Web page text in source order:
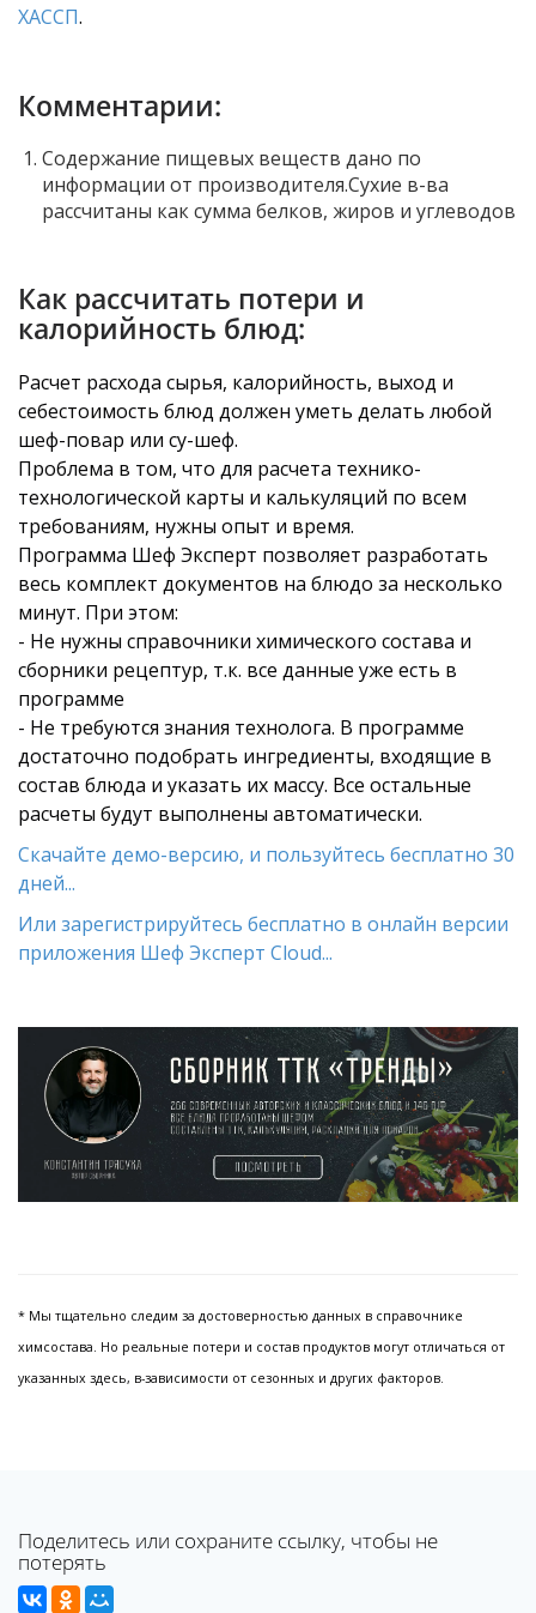
ХАССП.
Комментарии:
Содержание пищевых веществ дано по
информации от производителя.Сухие в-ва
рассчитаны как сумма белков, жиров и углеводов
Как рассчитать потери и
калорийность блюд:
Расчет расхода сырья, калорийность, выход и
себестоимость блюд должен уметь делать любой
шеф-повар или су-шеф.
Проблема в том, что для расчета технико-
технологической карты и калькуляций по всем
требованиям, нужны опыт и время.
Программа Шеф Эксперт позволяет разработать
весь комплект документов на блюдо за несколько
минут. При этом:
- Не нужны справочники химического состава и
сборники рецептур, т.к. все данные уже есть в
программе
- Не требуются знания технолога. В программе
достаточно подобрать ингредиенты, входящие в
состав блюда и указать их массу. Все остальные
расчеты будут выполнены автоматически.
Скачайте демо-версию, и пользуйтесь бесплатно 30
дней...
Или зарегистрируйтесь бесплатно в онлайн версии
приложения Шеф Эксперт Cloud...
* Мы тщательно следим за достоверностью данных в справочнике
химсостава. Но реальные потери и состав продуктов могут отличаться от
указанных здесь, в-зависимости от сезонных и других факторов.
Поделитесь или сохраните ссылку, чтобы не
потерять